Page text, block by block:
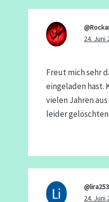
24. Juni
Freut mich sehr
eingeladen hast.
vielen Jahren
leider gelöschten
24. Juni